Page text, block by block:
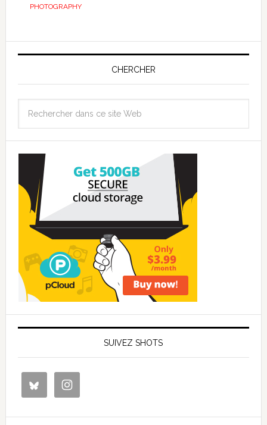
PHOTOGRAPHY
CHERCHER
SUIVEZ SHOTS